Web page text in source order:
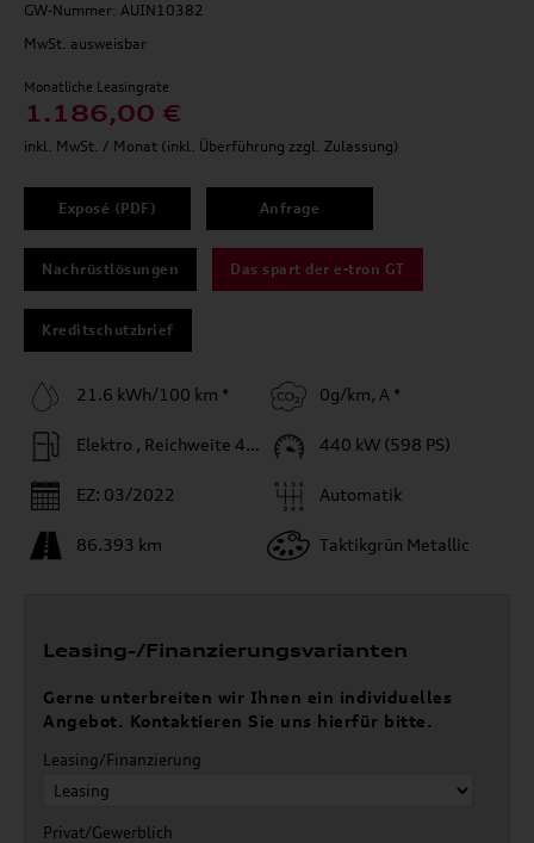
GW-Nummer: AUIN10382
MwSt. ausweisbar
Monatliche Leasingrate
1.186,00 €
inkl. MwSt. / Monat (inkl. Überführung zzgl. Zulassung)
Exposé (PDF) Anfrage
Nachrüstlösungen Das spart der e-tron GT
Kreditschutzbrief
21.6 kWh/100 km *
Elektro , Reichweite 452 km
EZ: 03/2022
86.393 km
0g/km, A *
440 kW (598 PS)
Automatik
Taktikgrün Metallic
Leasing-/Finanzierungsvarianten
Gerne unterbreiten wir Ihnen ein individuelles
Angebot. Kontaktieren Sie uns hierfür bitte.
Leasing/Finanzierung
Privat/Gewerblich